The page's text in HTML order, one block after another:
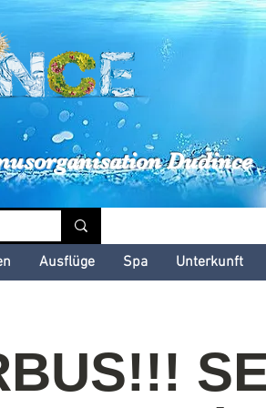
Dudince
Ausflüge Spa Unterkunft